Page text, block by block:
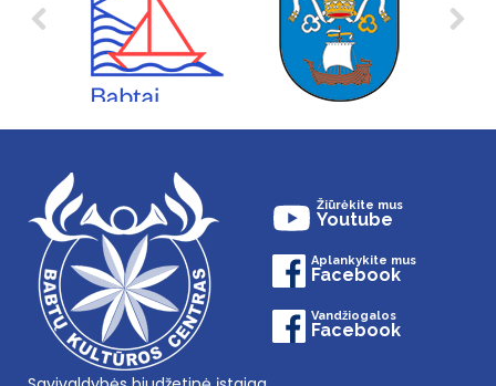
Žiūrėkite mus
Youtube
Aplankykite mus
Facebook
Vandžiogalos
Facebook